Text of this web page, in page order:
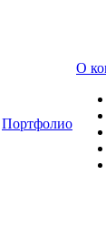
Портфолио
О